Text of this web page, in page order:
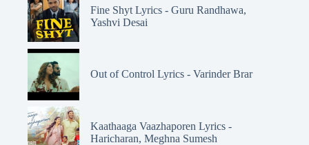
Fine Shyt Lyrics - Guru Randhawa,
Yashvi Desai
Out of Control Lyrics - Varinder Brar
Kaathaaga Vaazhaporen Lyrics -
Haricharan, Meghna Sumesh